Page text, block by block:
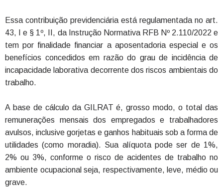
Essa contribuição previdenciária está regulamentada no art.
43, I e § 1º, II, da Instrução Normativa RFB Nº 2.110/2022 e
tem por finalidade financiar a aposentadoria especial e os
benefícios concedidos em razão do grau de incidência de
incapacidade laborativa decorrente dos riscos ambientais do
trabalho.
A base de cálculo da GILRAT é, grosso modo, o total das
remunerações mensais dos empregados e trabalhadores
avulsos, inclusive gorjetas e ganhos habituais sob a forma de
utilidades (como moradia). Sua alíquota pode ser de 1%,
2% ou 3%, conforme o risco de acidentes de trabalho no
ambiente ocupacional seja, respectivamente, leve, médio ou
grave.